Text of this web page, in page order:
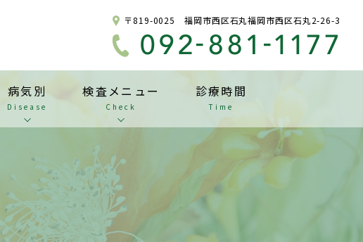
〒819-0025 福岡市西区石丸福岡市西区石丸2-26-3
病気別
Disease
検査メニュー
Check
診療時間
Time